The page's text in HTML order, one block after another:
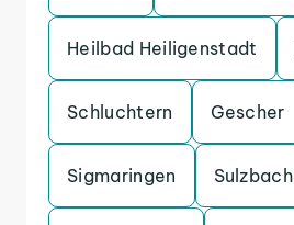
Heilbad Heiligenstadt
Schluchtern Gescher
Sigmaringen Sulzbach